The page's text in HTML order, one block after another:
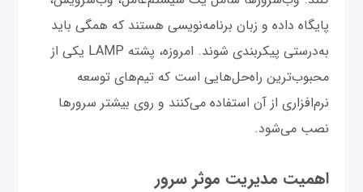
پایگاه داده و زبان برنامه‌نویسی هستند که همگی باید
به‌درستی پیکربندی شوند. امروزه، پشته LAMP یکی از
محبوب‌ترین راه‌حل‌هایی است که تیم‌های توسعه
نرم‌افزاری از آن استفاده می‌کنند و روی بیشتر سرورها
نصب می‌شود.
اهمیت مدیریت موثر سرور